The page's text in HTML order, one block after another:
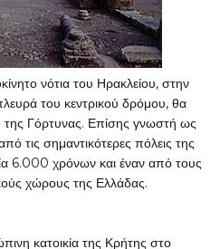
νότια του Ηρακλείου, στην
του κεντρικού δρόμου, θα
της Γόρτυνας. Επίσης γνωστή ως
τις σημαντικότερες πόλεις της
6.000 χρόνων και έναν από τους
χώρους της Ελλάδας.
κατοικία της Κρήτης στο